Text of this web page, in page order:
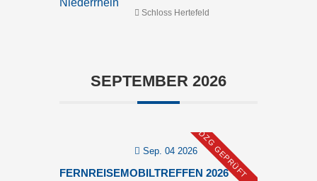
Schloss Hertefeld
SEPTEMBER 2026
Sep. 04 2026DZG GEPRÜFT
FERNREISEMOBILTREFFEN 2026